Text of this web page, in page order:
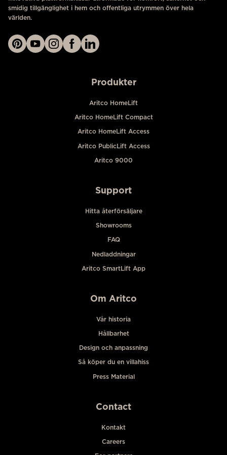
smidig tillgänglighet i hem och offentliga utrymmen över hela
världen.
Produkter
Aritco HomeLift
Aritco HomeLift Compact
Aritco HomeLift Access
Aritco PublicLift Access
Aritco 9000
Support
Hitta återförsäljare
Showrooms
FAQ
Nedladdningar
Aritco SmartLift App
Om Aritco
Vår historia
Hållbarhet
Design och anpassning
Så köper du en villahiss
Press Material
Contact
Kontakt
Careers